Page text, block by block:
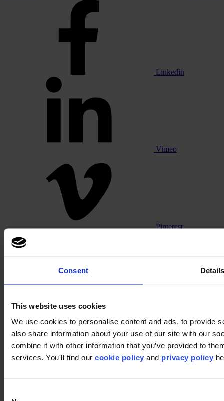
Consent
This website uses cookies
We use cookies to personalise content and ads, to provide
also share information about your use of our site with our
combine it with other information that you’ve provided to
services. You'll find our cookie policy and privacy policy
Linkedin
Vimeo
Pinterest
Footer
Sectoren
Kantoor